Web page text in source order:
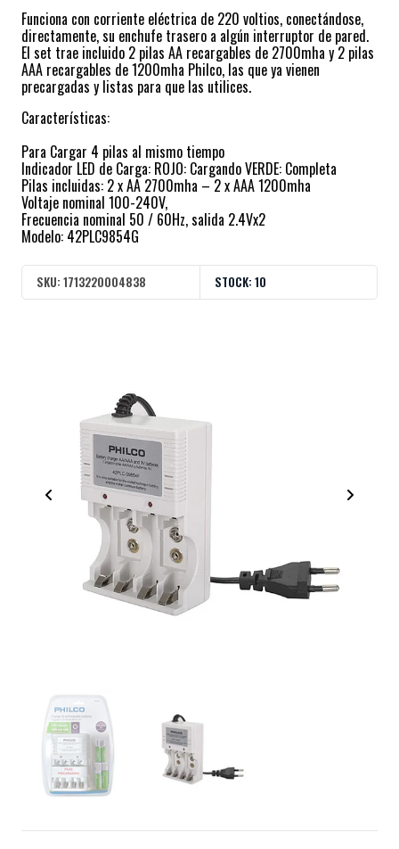
Funciona con corriente eléctrica de 220 voltios, conectándose,
directamente, su enchufe trasero a algún interruptor de pared.
El set trae incluido 2 pilas AA recargables de 2700mha y 2 pilas
AAA recargables de 1200mha Philco, las que ya vienen
precargadas y listas para que las utilices.
Características:
Para Cargar 4 pilas al mismo tiempo
Indicador LED de Carga: ROJO: Cargando VERDE: Completa
Pilas incluidas: 2 x AA 2700mha – 2 x AAA 1200mha
Voltaje nominal 100-240V,
Frecuencia nominal 50 / 60Hz, salida 2.4Vx2
Modelo: 42PLC9854G
SKU: 1713220004838 STOCK: 10